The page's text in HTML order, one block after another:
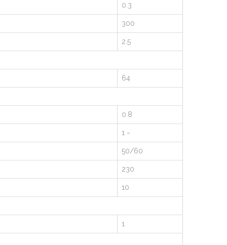
0.3
300
2.5
64
0.8
1 ~
50/60
230
10
1